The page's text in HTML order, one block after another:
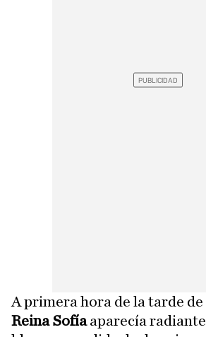
A primera hora de la tarde de
Reina Sofíaaparecía